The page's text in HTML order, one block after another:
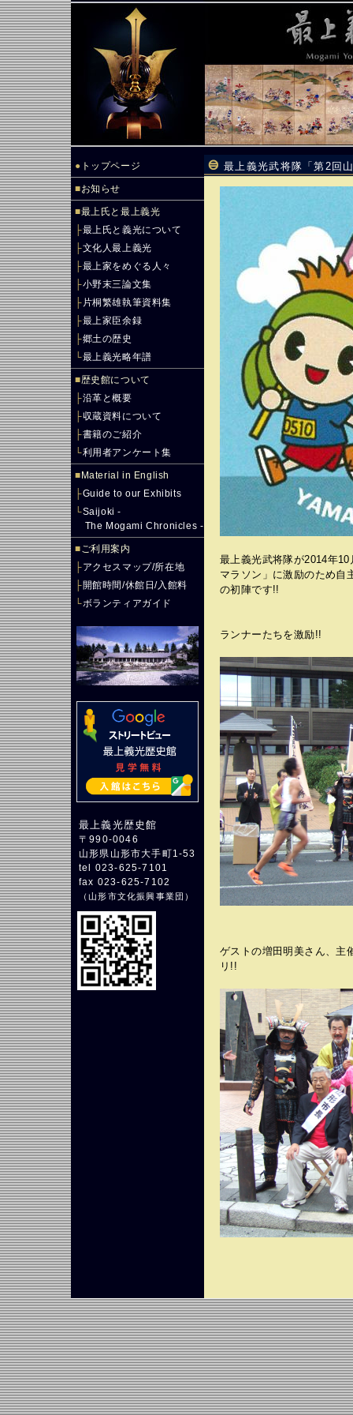
● トップページ
■お知らせ
■最上氏と最上義光
├最上氏と義光について
├文化人最上義光
├最上家をめぐる人々
├小野末三論文集
├ 片桐繁雄執筆資料集
├最上家臣余録
├郷土の歴史
└最上義光略年譜
■歴史館について
├沿革と概要
├収蔵資料について
├書籍のご紹介
└利用者アンケート集
■ Material in English
├Guide to our Exhibits
└Saijoki -
The Mogami Chronicles -
■ご利用案内
├アクセスマップ/所在地
├開館時間/休館日/入館料
└ボランティアガイド
最上義光歴史館
〒990-0046
山形県山形市大手町1-53
tel 023-625-7101
fax 023-625-7102
（山形市文化振興事業団 ）
最上義光武将隊「第2回
最上義光武将隊が2014年
マラソン」に激励のため自
の初陣です!!
ランナーたちを激励!!
ゲストの増田明美さん、主
リ!!